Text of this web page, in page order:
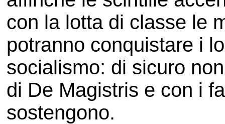
con la lotta di classe le
potranno conquistare i
socialismo: di sicuro
di De Magistris e con i
sostengono.